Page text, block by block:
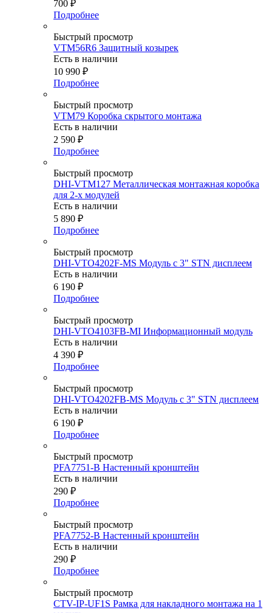
700 ₽
Подробнее
Быстрый просмотр
VTM56R6 Защитный козырек
Есть в наличии
10 990 ₽
Подробнее
Быстрый просмотр
VTM79 Коробка cкрытого монтажа
Есть в наличии
2 590 ₽
Подробнее
Быстрый просмотр
DHI-VTM127 Металлическая монтажная коробка
для 2-х модулей
Есть в наличии
5 890 ₽
Подробнее
Быстрый просмотр
DHI-VTO4202F-MS Модуль с 3" STN дисплеем
Есть в наличии
6 190 ₽
Подробнее
Быстрый просмотр
DHI-VTO4103FB-MI Информационный модуль
Есть в наличии
4 390 ₽
Подробнее
Быстрый просмотр
DHI-VTO4202FB-MS Модуль с 3" STN дисплеем
Есть в наличии
6 190 ₽
Подробнее
Быстрый просмотр
PFA7751-B Настенный кронштейн
Есть в наличии
290 ₽
Подробнее
Быстрый просмотр
PFA7752-B Настенный кронштейн
Есть в наличии
290 ₽
Подробнее
Быстрый просмотр
CTV-IP-UF1S Рамка для накладного монтажа на 1